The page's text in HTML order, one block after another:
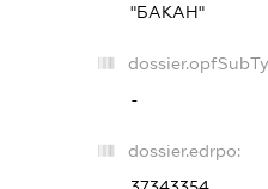
"БАКАН"
-
dossier.edrpo: